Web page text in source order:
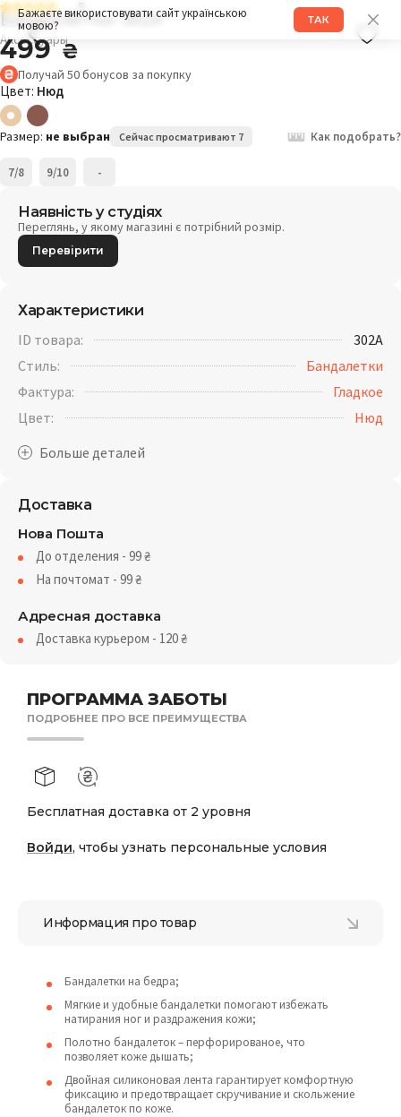
Бажаєте використовувати сайт українською
мовою?
ТАК
5
Бандалетки 302A
Аксессуары
499₴
Получай 50бонусов за покупку
Цвет: Нюд
Размер: не выбран Сейчас просматривают 7 Как подобрать?
7/8 9/10 -
ПРОГРАММА ЗАБОТЫ
ПОДРОБНЕЕ ПРО ВСЕ ПРЕИМУЩЕСТВА
Бесплатная доставка от 2 уровня
Войди, чтобы узнать персональные условия
Наявність у студіях
Переглянь, у якому магазині є потрібний розмір.
Перевірити
Характеристики
ID товара:
302A
Стиль:
Бандалетки
Фактура:
Гладкое
Цвет:
Нюд
Доставка
Нова Пошта
До отделения - 99₴
На почтомат - 99₴
Адресная доставка
Доставка курьером - 120₴
Информация про товар
Бандалетки на бедра;
Мягкие и удобные бандалетки помогают избежать
натирания ног и раздражения кожи;
Полотно бандалеток – перфорированое, что
позволяет коже дышать;
Двойная силиконовая лента гарантирует комфортную
фиксацию и предотвращает скручивание и скольжение
бандалеток по коже.